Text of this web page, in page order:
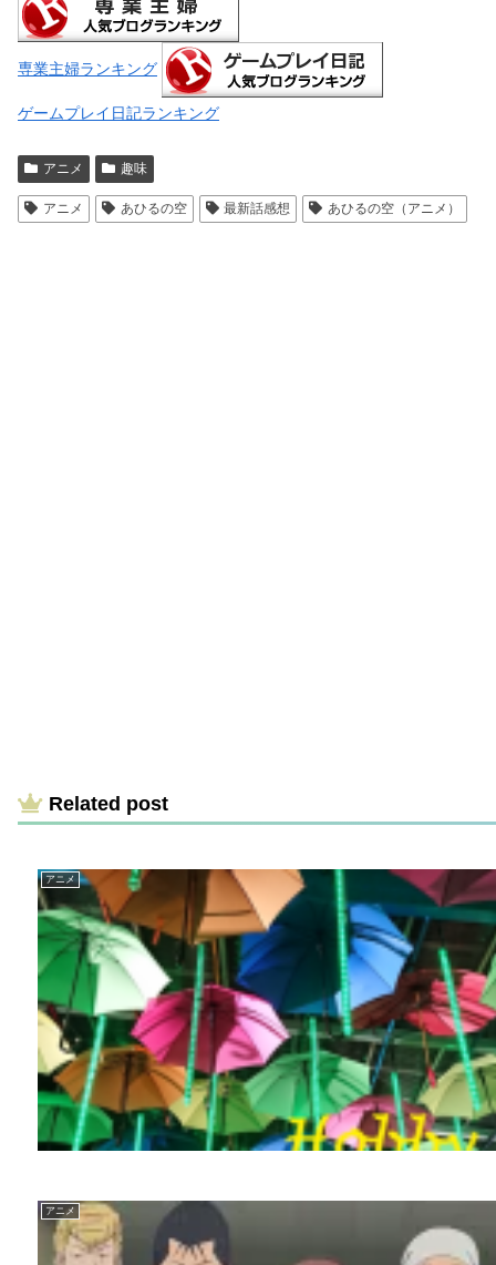
専業主婦ランキング
ゲームプレイ日記ランキング
アニメ 趣味
アニメ あひるの空 最新話感想 あひるの空（アニメ）
Related post
アニメ
アニメ